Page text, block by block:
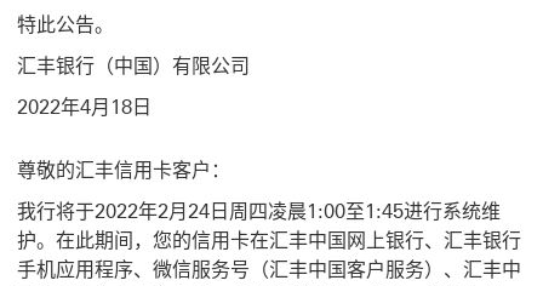
特此公告。
汇丰银行（中国）有限公司
2022年4月18日
尊敬的汇丰信用卡客户：
我行将于2022年2月24日周四凌晨1:00至1:45进行系统维
护。在此期间，您的信用卡在汇丰中国网上银行、汇丰银行
手机应用程序、微信服务号（汇丰中国客户服务）、汇丰中